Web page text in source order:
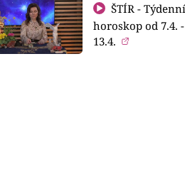
ŠTÍR - Týdenní
horoskop od 7.4. -
13.4.